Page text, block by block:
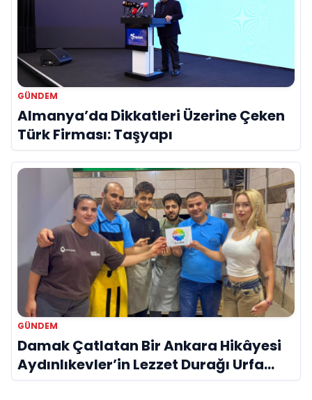
GÜNDEM
Almanya’da Dikkatleri Üzerine Çeken
Türk Firması: Taşyapı
GÜNDEM
Damak Çatlatan Bir Ankara Hikâyesi
Aydınlıkevler’in Lezzet Durağı Urfa
Damak